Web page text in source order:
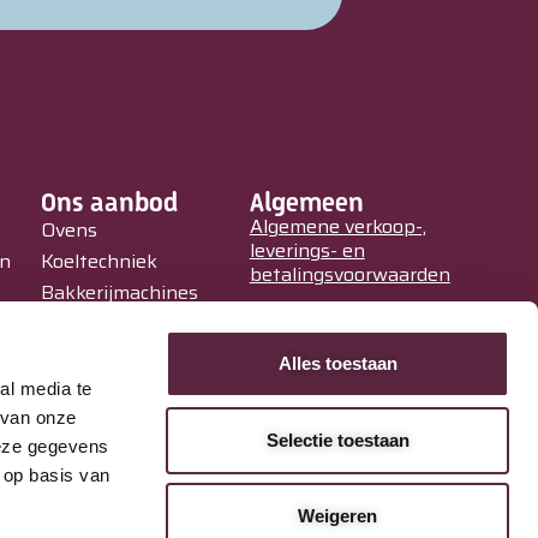
media te
onze
gegevens
basis van
Alles toestaan
Selectie toestaan
Weigeren
Ons aanbod
Ovens
Koeltechniek
Bakkerijmachines
Occasions
Service &
Onderhoud
Algemeen
Algemene verkoop-,
leverings- en
betalingsvoorwaarden